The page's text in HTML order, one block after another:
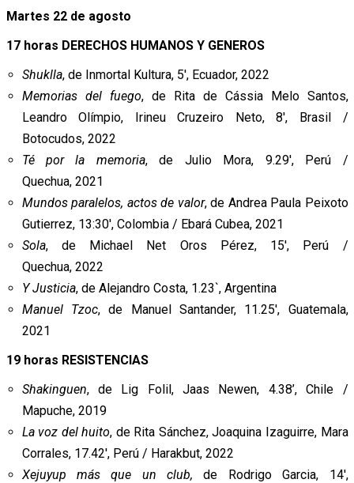
Martes 22 de agosto
17 horas DERECHOS HUMANOS Y GENEROS
Shuklla, de Inmortal Kultura, 5′, Ecuador, 2022
Memorias del fuego, de Rita de Cássia Melo Santos,
Leandro Olímpio, Irineu Cruzeiro Neto, 8′, Brasil /
Botocudos, 2022
Té por la memoria, de Julio Mora, 9.29′, Perú /
Quechua, 2021
Mundos paralelos, actos de valor, de Andrea Paula Peixoto
Gutierrez, 13:30′, Colombia / Ebará Cubea, 2021
Sola, de Michael Net Oros Pérez, 15′, Perú /
Quechua, 2022
Y Justicia, de Alejandro Costa, 1.23`, Argentina
Manuel Tzoc, de Manuel Santander, 11.25′, Guatemala,
2021
19 horas RESISTENCIAS
Shakinguen, de Lig Folil, Jaas Newen, 4.38’, Chile /
Mapuche, 2019
La voz del huito, de Rita Sánchez, Joaquina Izaguirre, Mara
Corrales, 17.42′, Perú / Harakbut, 2022
Xejuyup más que un club, de Rodrigo Garcia, 14′,